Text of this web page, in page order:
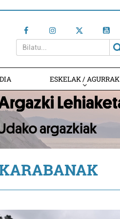
ESKELAK / AGURRAK